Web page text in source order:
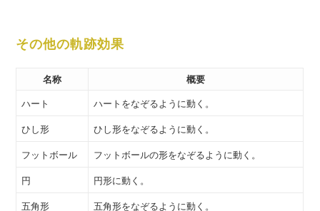
その他の軌跡効果
名称
概要
ハート
ハートをなぞるように動く。
ひし形
ひし形をなぞるように動く。
フットボール
フットボールの形をなぞるように動く。
円
円形に動く。
五角形
五角形をなぞるように動く。